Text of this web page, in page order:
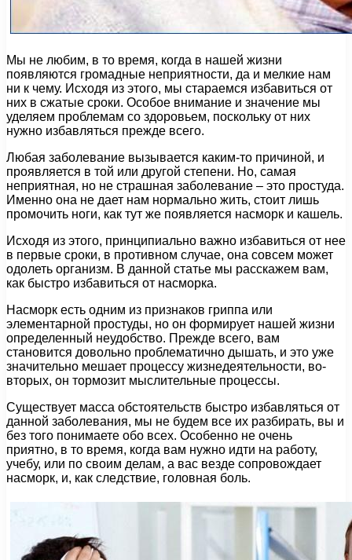
Мы не любим, в то время, когда в нашей жизни
появляются громадные неприятности, да и мелкие нам
ни к чему. Исходя из этого, мы стараемся избавиться от
них в сжатые сроки. Особое внимание и значение мы
уделяем проблемам со здоровьем, поскольку от них
нужно избавляться прежде всего.
Любая заболевание вызывается каким-то причиной, и
проявляется в той или другой степени. Но, самая
неприятная, но не страшная заболевание – это простуда.
Именно она не дает нам нормально жить, стоит лишь
промочить ноги, как тут же появляется насморк и кашель.
Исходя из этого, принципиально важно избавиться от нее
в первые сроки, в противном случае, она совсем может
одолеть организм. В данной статье мы расскажем вам,
как быстро избавиться от насморка.
Насморк есть одним из признаков гриппа или
элементарной простуды, но он формирует нашей жизни
определенный неудобство. Прежде всего, вам
становится довольно проблематично дышать, и это уже
значительно мешает процессу жизнедеятельности, во-
вторых, он тормозит мыслительные процессы.
Существует масса обстоятельств быстро избавляться от
данной заболевания, мы не будем все их разбирать, вы и
без того понимаете обо всех. Особенно не очень
приятно, в то время, когда вам нужно идти на работу,
учебу, или по своим делам, а вас везде сопровождает
насморк, и, как следствие, головная боль.